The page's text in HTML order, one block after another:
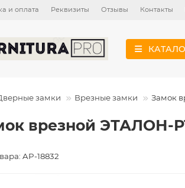
и оплата Реквизиты Отзывы Контакты
замки Врезные замки Замок
врезной ЭТАЛОН-
AP-18832